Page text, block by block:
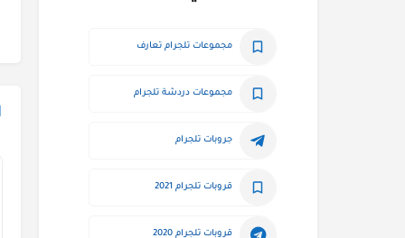
مجموعات تلجرام تعارف
مجموعات دردشة تلجرام
جروبات تلجرام
قروبات تلجرام 2021
قروبات تلجرام 2020